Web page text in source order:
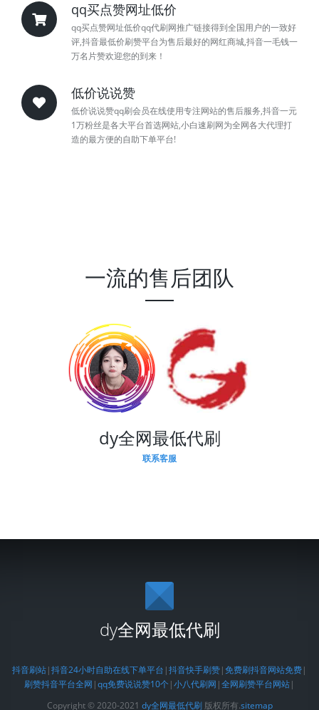
qq买点赞网址低价
qq买点赞网址低价qq代刷网推广链接得到全国用户的一致好
评,抖音最低价刷赞平台为售后最好的网红商城,抖音一毛钱一
万名片赞欢迎您的到来！
低价说说赞
低价说说赞qq刷会员在线使用专注网站的售后服务,抖音一元
1万粉丝是各大平台首选网站,小白速刷网为全网各大代理打
造的最方便的自助下单平台!
一流的售后团队
dy全网最低代刷
联系客服
dy全网最低代刷
抖音刷站|抖音24小时自助在线下单平台 |抖音快手刷赞|免费刷抖音网站免费|
刷赞抖音平台全网 |qq免费说说赞10个 |小八代刷网 |全网刷赞平台网站|
Copyright © 2020-2021 dy全网最低代刷版权所有.sitemap